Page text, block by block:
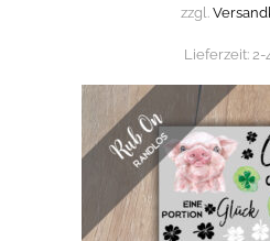
zzgl.
Lieferzeit: 2-